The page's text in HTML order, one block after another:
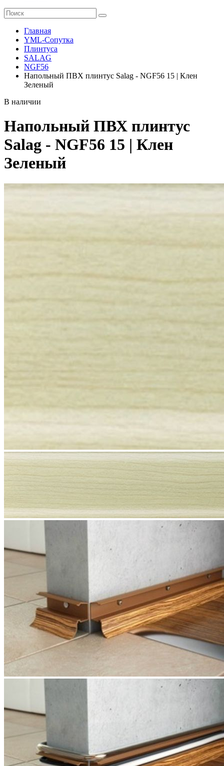
Главная
YML-Сопутка
Плинтуса
SALAG
NGF56
Напольный ПВХ плинтус Salag - NGF56 15 | Клен
Зеленый
В наличии
Напольный ПВХ плинтус
Salag - NGF56 15 | Клен
Зеленый